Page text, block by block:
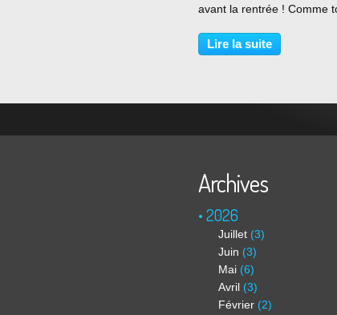
avant la rentrée ! Comme
peu trop ! Chaud, chaud !
merci à tous : bénévoles,
Lire la suite
Archives
2026
Juillet (3)
Juin (3)
Mai (6)
Avril (3)
Février (2)